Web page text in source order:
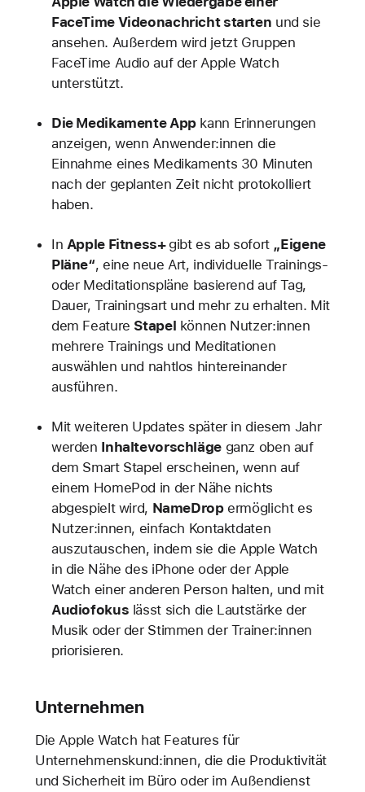
FaceTime Videonachricht starten und sie
ansehen. Außerdem wird jetzt Gruppen
FaceTime Audio auf der Apple Watch
unterstützt.
Die Medikamente Appkann Erinnerungen
anzeigen, wenn Anwender:innen die
Einnahme eines Medikaments 30 Minuten
nach der geplanten Zeit nicht protokolliert
haben.
In Apple Fitness+ gibt es ab sofort „Eigene
Pläne“, eine neue Art, individuelle Trainings-
oder Meditationspläne basierend auf Tag,
Dauer, Trainingsart und mehr zu erhalten. Mit
dem Feature Stapel können Nutzer:innen
mehrere Trainings und Meditationen
auswählen und nahtlos hintereinander
ausführen.
Mit weiteren Updates später in diesem Jahr
werden Inhaltevorschlägeganz oben auf
dem Smart Stapel erscheinen, wenn auf
einem HomePod in der Nähe nichts
abgespielt wird, NameDropermöglicht es
Nutzer:innen, einfach Kontaktdaten
auszutauschen, indem sie die Apple Watch
in die Nähe des iPhone oder der Apple
Watch einer anderen Person halten, und mit
Audiofokus lässt sich die Lautstärke der
Musik oder der Stimmen der Trainer:innen
priorisieren.
Unternehmen
Die Apple Watch hat Features für
Unternehmenskund:innen, die die Produktivität
und Sicherheit im Büro oder im Außendienst